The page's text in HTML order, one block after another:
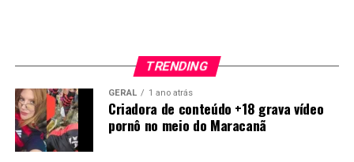
TRENDING
GERAL 1 ano atrás
Criadora de conteúdo +18 grava vídeo
pornô no meio do Maracanã